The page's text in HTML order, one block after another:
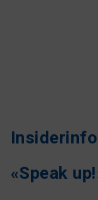
«Speak